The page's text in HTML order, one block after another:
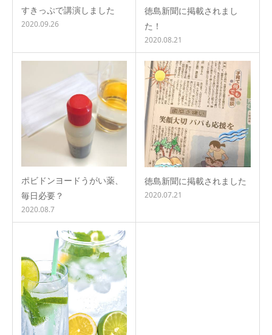
すきっぷで講演しました
2020.09.26
徳島新聞に掲載されまし
た！
2020.08.21
ポビドンヨードうがい薬、
毎日必要？
2020.08.7
徳島新聞に掲載されました
2020.07.21